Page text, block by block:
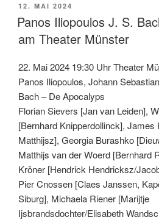
VERÖFFENTLICHT
AM
12. MAI 2024
Panos Iliopoulos J. S.
am Theater Münster
22. Mai 2024 19:30 Uhr Theater
Panos Iliopoulos, Johann
Bach – De Apocalyps
Florian Sievers [Jan van Leiden],
[Bernhard Knipperdollinck], James
Matthijsz], Georgia Burashko
Matthijs van der Woerd [Bernhard
Kröner [Hendrick Hendricksz/
Pier Cnossen [Claes Janssen,
Siburg], Michaela Riener [Marijtje
Ijsbrandsdochter/Elisabeth